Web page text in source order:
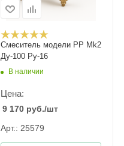
Смеситель модели PP Mk2
Ду-100 Ру-16
В наличии
Цена:
9 170 руб./шт
Арт.: 25579